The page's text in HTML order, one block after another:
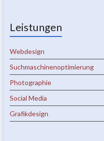
Leistungen
Webdesign
Suchmaschinenoptimierung
Photographie
Social Media
Grafikdesign